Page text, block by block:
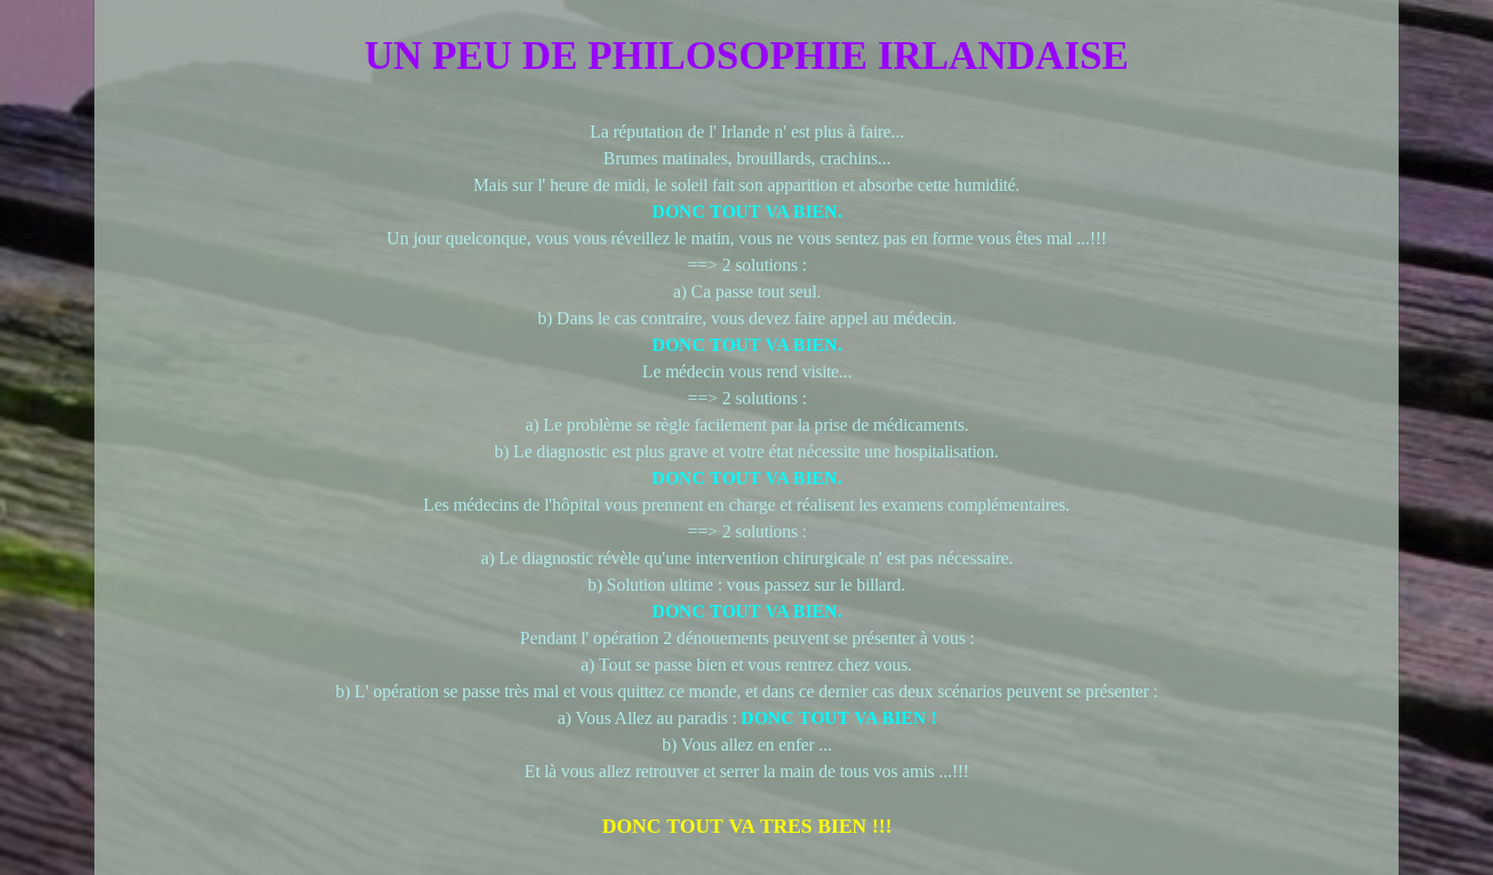
UN PEU DE PHILOSOPHIE IRLANDAISE
La réputation de l' Irlande n' est plus à faire...
Brumes matinales, brouillards, crachins...
Mais sur l' heure de midi, le soleil fait son apparition et absorbe cette humidité.
DONC TOUT VA BIEN.
Un jour quelconque, vous vous réveillez le matin, vous ne vous sentez pas en forme vous êtes mal ...!!!
==> 2 solutions :
a) Ca passe tout seul.
b) Dans le cas contraire, vous devez faire appel au médecin.
DONC TOUT VA BIEN.
Le médecin vous rend visite...
==> 2 solutions :
a) Le problème se règle facilement par la prise de médicaments.
b) Le diagnostic est plus grave et votre état nécessite une hospitalisation.
DONC TOUT VA BIEN.
Les médecins de l'hôpital vous prennent en charge et réalisent les examens complémentaires.
==> 2 solutions :
a) Le diagnostic révèle qu'une intervention chirurgicale n' est pas nécessaire.
b) Solution ultime : vous passez sur le billard.
DONC TOUT VA BIEN.
Pendant l' opération 2 dénouements peuvent se présenter à vous :
a) Tout se passe bien et vous rentrez chez vous.
b) L' opération se passe très mal et vous quittez ce monde, et dans ce dernier cas deux scénarios peuvent se présenter :
a) Vous Allez au paradis : DONC TOUT VA BIEN !
b) Vous allez en enfer ...
Et là vous allez retrouver et serrer la main de tous vos amis ...!!!
DONC TOUT VA TRES BIEN !!!